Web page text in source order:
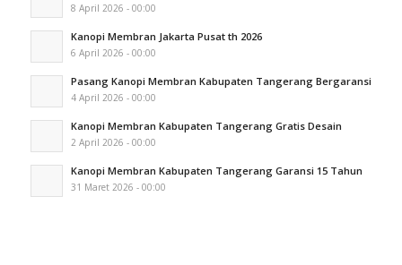
8 April 2026 - 00:00
Kanopi Membran Jakarta Pusat th 2026
6 April 2026 - 00:00
Pasang Kanopi Membran Kabupaten Tangerang Bergaransi
4 April 2026 - 00:00
Kanopi Membran Kabupaten Tangerang Gratis Desain
2 April 2026 - 00:00
Kanopi Membran Kabupaten Tangerang Garansi 15 Tahun
31 Maret 2026 - 00:00